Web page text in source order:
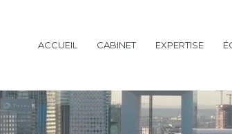
ACCUEIL CABINET EXPERTISE